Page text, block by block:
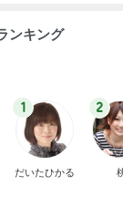
ンキング
1
だいたひかる
2